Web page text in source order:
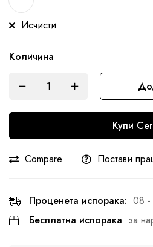
Исчисти
Количина
Купи
Compare Постави
Проценета испорака: 08 -
Бесплатна испорака за